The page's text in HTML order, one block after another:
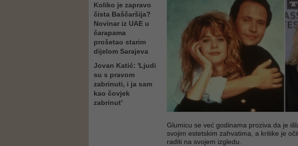
Koliko je zapravo
čista Baščaršija?
Novinar iz UAE u
čarapama
prošetao starim
dijelom Sarajeva
Jovan Katić: 'Ljudi
su s pravom
zabrinuti, i ja sam
kao čovjek
zabrinut'
Glumicu se već godinama proziva da je
svojim estetskim zahvatima, a kritike je
raditi na svojem izgledu.